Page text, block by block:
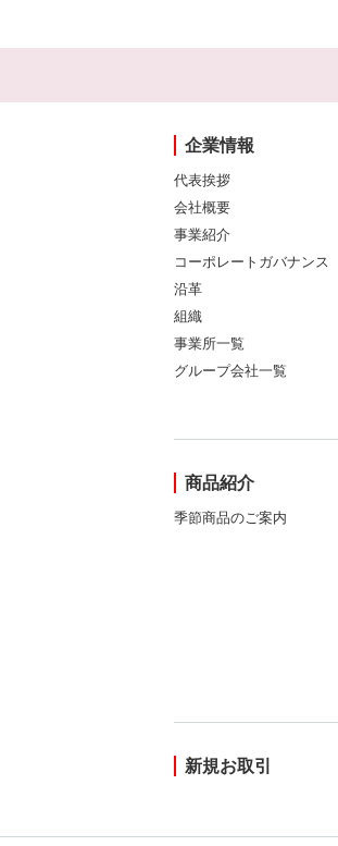
企業情報
代表挨拶
会社概要
事業紹介
コーポレートガバナンス
沿革
組織
事業所一覧
グループ会社一覧
商品紹介
季節商品のご案内
新規お取引